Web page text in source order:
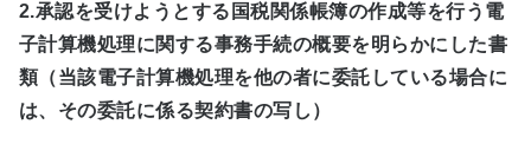
2.承認を受けようとする国税関係帳簿の作成等を行う電
子計算機処理に関する事務手続の概要を明らかにした書
類（当該電子計算機処理を他の者に委託している場合に
は、その委託に係る契約書の写し）